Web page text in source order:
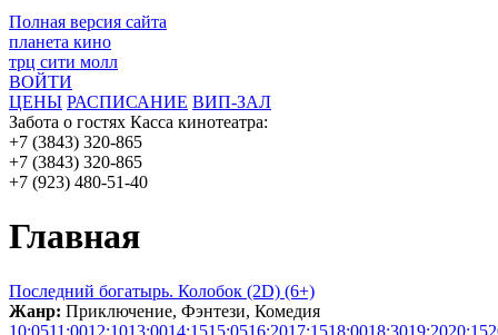
Полная версия сайта
планета кино
трц сити молл
ВОЙТИ
ЦЕНЫ РАСПИСАНИЕ ВИП-ЗАЛ
Забота о гостях Касса кинотеатра:
+7 (3843) 320-865
+7 (3843) 320-865
+7 (923) 480-51-40
Главная
Последний богатырь. Колобок (2D) (6+)
Жанр: Приключение, Фэнтези, Комедия
10:0511:0012:1013:0014:1515:0516:2017:1518:0018:3019:2020:15